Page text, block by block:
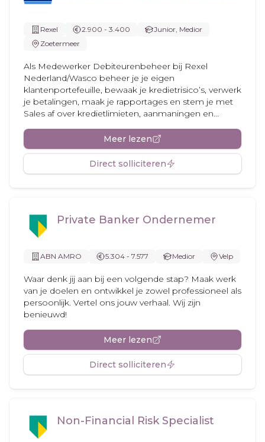
Rexel 2.900 - 3.400
Junior, Medior
Zoetermeer
Als Medewerker Debiteurenbeheer bij Rexel
Nederland/Wasco beheer je je eigen
klantenportefeuille, bewaak je kredietrisico’s, verwerk
je betalingen, maak je rapportages en stem je met
Sales af over kredietlimieten, aanmaningen en...
Meer lezen
Direct solliciteren
Private Banker Ondernemer
ABN AMRO 5.304 - 7.577 Medior Velp
Waar denk jij aan bij een volgende stap? Maak werk
van je doelen en ontwikkel je zowel professioneel als
persoonlijk. Vertel ons jouw verhaal. Wij zijn
benieuwd!
Meer lezen
Direct solliciteren
Non-Financial Risk Specialist